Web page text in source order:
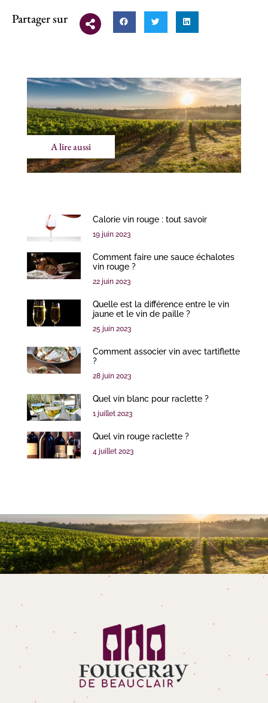
Partager sur
A lire aussi
Calorie vin rouge : tout savoir
19 juin 2023
Comment faire une sauce échalotes
vin rouge ?
22 juin 2023
Quelle est la différence entre le vin
jaune et le vin de paille ?
25 juin 2023
Comment associer vin avec tartiflette
?
28 juin 2023
Quel vin blanc pour raclette ?
1 juillet 2023
Quel vin rouge raclette ?
4 juillet 2023